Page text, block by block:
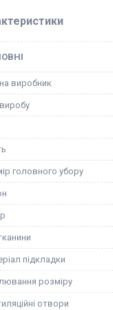
виробник
головного убору
підкладки
розміру
отвори